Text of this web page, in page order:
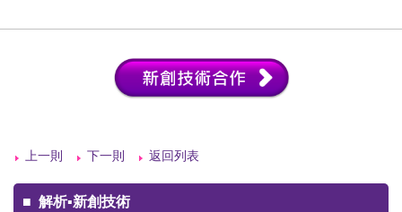
上一則 下一則 返回列表
■ 解析▪新創技術